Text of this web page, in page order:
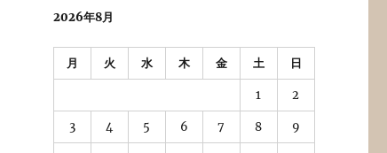
2026年8月
月 火 水 木 金 土 日
1 2
3 4 5 6 7 8 9